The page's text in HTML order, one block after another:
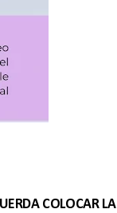
COLOCAR LA